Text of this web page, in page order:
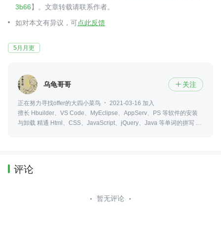
3b66】。文章转载请联系作者。
如对本文有异议，可点此反馈
5月月更
乌龟哥哥  关注
正在努力寻找offer的大四小菜鸟
2021-03-16 加入
擅长 Hbuilder、VS Code、MyEclipse、AppServ、PS 等软件的安装
与卸载 精通 Html、CSS、JavaScript、jQuery、Java 等单词的拼写 熟
评论
暂无评论